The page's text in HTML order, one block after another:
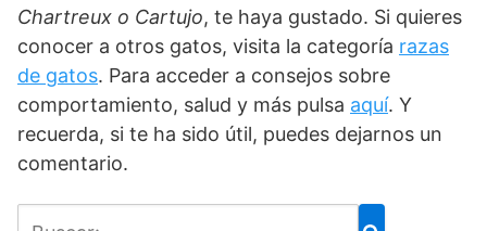
Chartreux o Cartujo, te haya gustado. Si quieres
conocer a otros gatos, visita la categoría razas
de gatos. Para acceder a consejos sobre
comportamiento, salud y más pulsa aquí. Y
recuerda, si te ha sido útil, puedes dejarnos un
comentario.